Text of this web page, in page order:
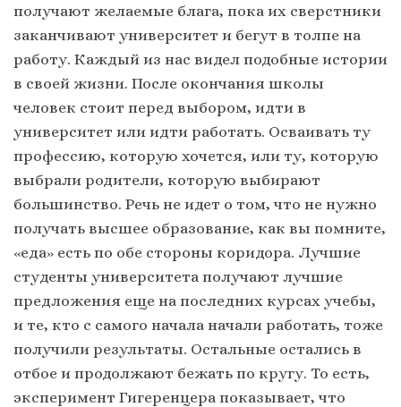
получают желаемые блага, пока их сверстники
заканчивают университет и бегут в толпе на
работу. Каждый из нас видел подобные истории
в своей жизни. После окончания школы
человек стоит перед выбором, идти в
университет или идти работать. Осваивать ту
профессию, которую хочется, или ту, которую
выбрали родители, которую выбирают
большинство. Речь не идет о том, что не нужно
получать высшее образование, как вы помните,
«еда» есть по обе стороны коридора. Лучшие
студенты университета получают лучшие
предложения еще на последних курсах учебы,
и те, кто с самого начала начали работать, тоже
получили результаты. Остальные остались в
отбое и продолжают бежать по кругу. То есть,
эксперимент Гигеренцера показывает, что